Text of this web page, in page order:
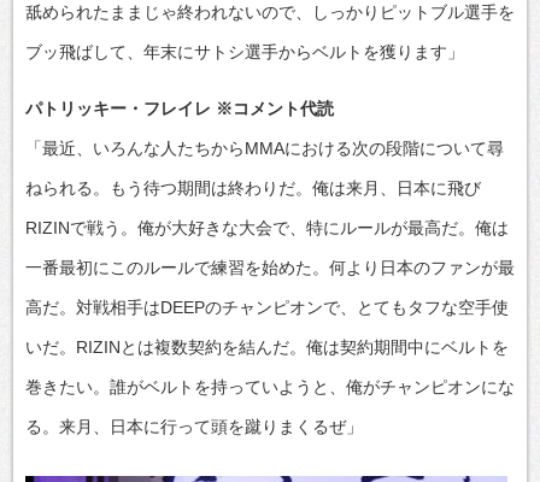
舐められたままじゃ終われないので、しっかりピットブル選手を
ブッ飛ばして、年末にサトシ選手からベルトを獲ります」
パトリッキー・フレイレ ※コメント代読
「最近、いろんな人たちからMMAにおける次の段階について尋
ねられる。もう待つ期間は終わりだ。俺は来月、日本に飛び
RIZINで戦う。俺が大好きな大会で、特にルールが最高だ。俺は
一番最初にこのルールで練習を始めた。何より日本のファンが最
高だ。対戦相手はDEEPのチャンピオンで、とてもタフな空手使
いだ。RIZINとは複数契約を結んだ。俺は契約期間中にベルトを
巻きたい。誰がベルトを持っていようと、俺がチャンピオンにな
る。来月、日本に行って頭を蹴りまくるぜ」